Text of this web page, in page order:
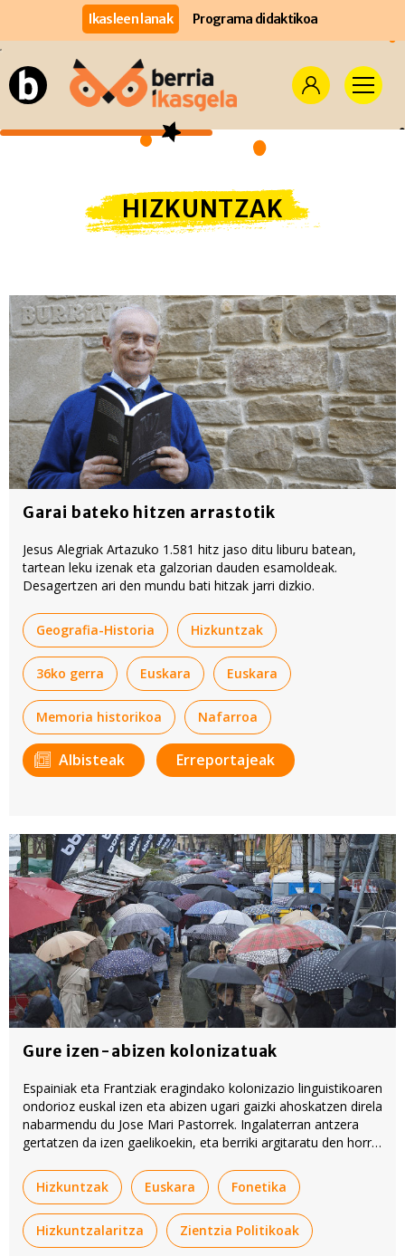
Ikasleen lanak Programa didaktikoa
HIZKUNTZAK
Garai bateko hitzen arrastotik
Jesus Alegriak Artazuko 1.581 hitz jaso ditu liburu batean,
tartean leku izenak eta galzorian dauden esamoldeak.
Desagertzen ari den mundu bati hitzak jarri dizkio.
Geografia-Historia Hizkuntzak
36ko gerra Euskara Euskara
Memoria historikoa Nafarroa
Albisteak Erreportajeak
Gure izen-abizen kolonizatuak
Espainiak eta Frantziak eragindako kolonizazio linguistikoaren
ondorioz euskal izen eta abizen ugari gaizki ahoskatzen direla
nabarmendu du Jose Mari Pastorrek. Ingalaterran antzera
gertatzen da izen gaelikoekin, eta berriki argitaratu den horri
Herrian gertatzen denari buruz ohartarazteko.
Hizkuntzak Euskara Fonetika
Hizkuntzalaritza Zientzia Politikoak